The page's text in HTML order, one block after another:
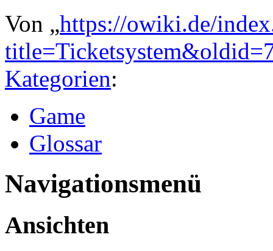
Von „https://owiki.de/
Kategorien:
Game
Glossar
Navigationsmenü
Ansichten